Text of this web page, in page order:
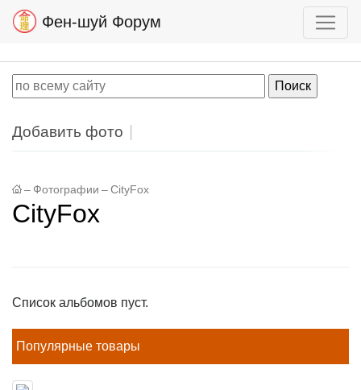
Фен-шуй Форум
Добавить фото
– Фотографии – CityFox
CityFox
Список альбомов пуст.
Популярные товары